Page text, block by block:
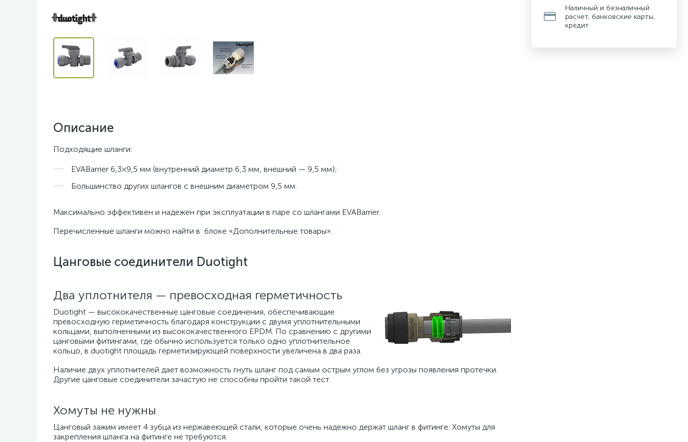
Описание
Подходящие шланги:
EVABarrier 6,3×9,5 мм (внутренний диаметр 6,3 мм, внешний — 9,5 мм);
Большинство других шлангов с внешним диаметром 9,5 мм.
Максимально эффективен и надежен при эксплуатации в паре со шлангами EVABarrier.
Перечисленные шланги можно найти в блоке «Дополнительные товары».
Цанговые соединители Duotight
Два уплотнителя — превосходная герметичность
Duotight — высококачественные цанговые соединения, обеспечивающие
превосходную герметичность благодаря конструкции с двумя уплотнительными
кольцами, выполненными из высококачественного EPDM. По сравнению с другими
цанговыми фитингами, где обычно используется только одно уплотнительное
кольцо, в duotight площадь герметизирующей поверхности увеличена в два раза.
Наличие двух уплотнителей дает возможность гнуть шланг под самым острым углом без угрозы появления протечки.
Другие цанговые соединители зачастую не способны пройти такой тест.
Хомуты не нужны
Цанговый зажим имеет 4 зубца из нержавеющей стали, которые очень надежно держат шланг в фитинге. Хомуты для
закрепления шланга на фитинге не требуются.
Наличный и безналичный
расчет, банковские карты,
кредит